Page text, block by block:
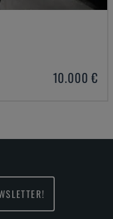
10.000 €